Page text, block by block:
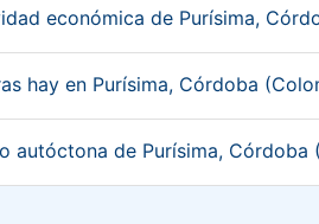
económica de Purísima,
hay en Purísima, Córdoba
autóctona de Purísima, Córdoba